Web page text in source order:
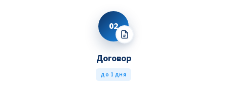
02
Договор
до 1 дня